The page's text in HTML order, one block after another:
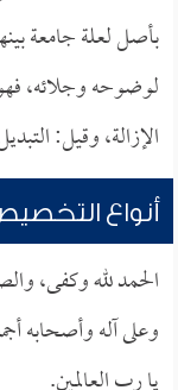
بأصل لعلة جامعة
لوضوحه وجلائه، فهو
الإزالة، وقيل:
أنواع
الحمد لله وكفى،
وعلى آله وأصحابه